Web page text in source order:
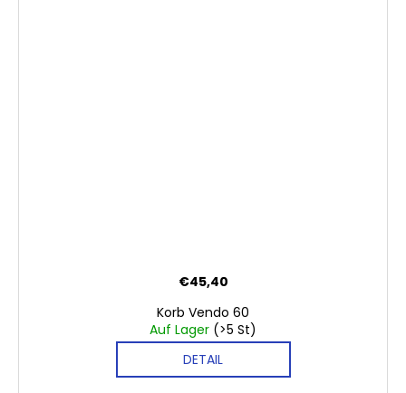
Korb Vendo 60
Auf Lager (>5 St)
€45,40
DETAIL